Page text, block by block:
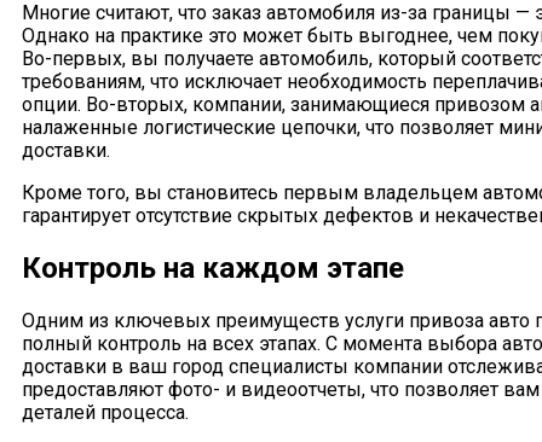
Многие считают, что заказ автомобиля из-за границы —
Однако на практике это может быть выгоднее, чем
Во-первых, вы получаете автомобиль, который
требованиям, что исключает необходимость
опции. Во-вторых, компании, занимающиеся привозом
налаженные логистические цепочки, что позволяет
доставки.
Кроме того, вы становитесь первым владельцем
гарантирует отсутствие скрытых дефектов и
Контроль на каждом этапе
Одним из ключевых преимуществ услуги привоза авто
полный контроль на всех этапах. С момента выбора
доставки в ваш город специалисты компании
предоставляют фото- и видеоотчеты, что позволяет
деталей процесса.